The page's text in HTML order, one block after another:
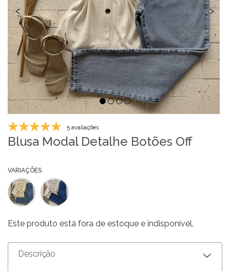
‹ ›
5 avaliações
Blusa Modal Detalhe Botões Off
VARIAÇÕES
Este produto está fora de estoque e indisponível.
Descrição